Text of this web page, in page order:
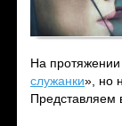
На
служанки», но
Представляем